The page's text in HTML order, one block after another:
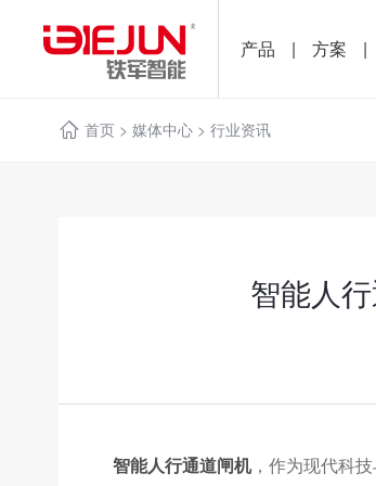
产品 | 方案 |
首页> 媒体中心> 行业资讯
智能人
智能人行通道闸机，作为现代科